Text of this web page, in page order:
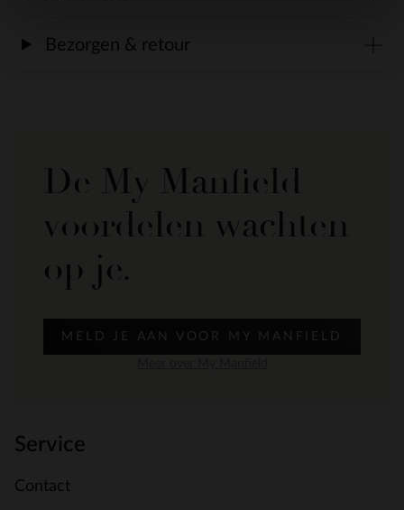
Bezorgen & retour
De My Manfield
voordelen wachten
op je.
MELD JE AAN VOOR MY MANFIELD
Service
Contact